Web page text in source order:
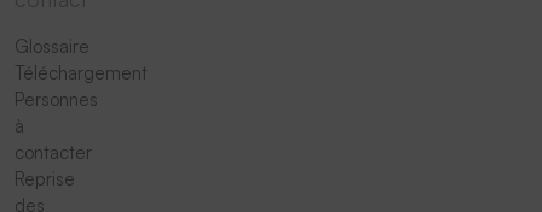
Glossaire
Téléchargement
Personnes
à
contacter
Reprise
des